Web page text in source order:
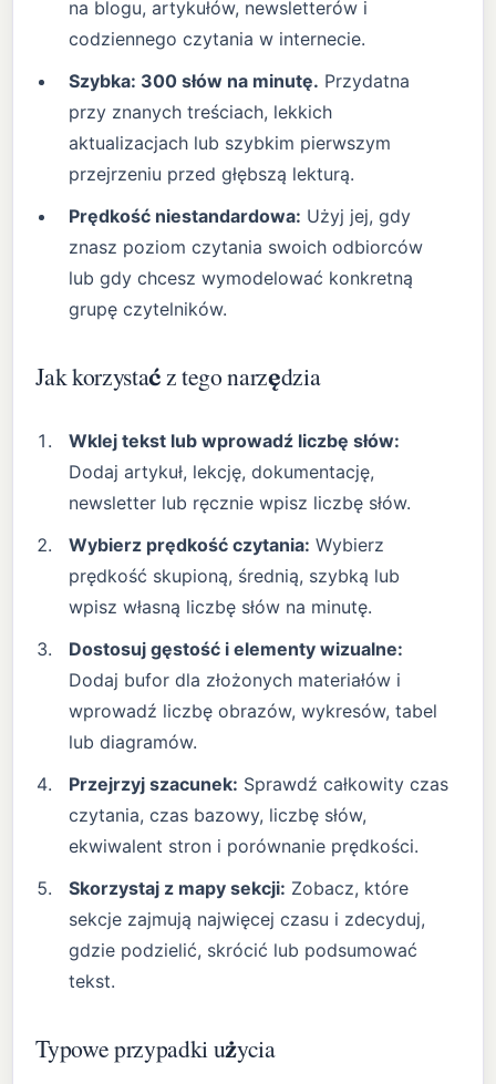
na blogu, artykułów, newsletterów i
codziennego czytania w internecie.
Szybka: 300 słów na minutę. Przydatna
przy znanych treściach, lekkich
aktualizacjach lub szybkim pierwszym
przejrzeniu przed głębszą lekturą.
Prędkość niestandardowa: Użyj jej, gdy
znasz poziom czytania swoich odbiorców
lub gdy chcesz wymodelować konkretną
grupę czytelników.
Jak korzystać z tego narzędzia
Wklej tekst lub wprowadź liczbę słów:
Dodaj artykuł, lekcję, dokumentację,
newsletter lub ręcznie wpisz liczbę słów.
Wybierz prędkość czytania: Wybierz
prędkość skupioną, średnią, szybką lub
wpisz własną liczbę słów na minutę.
Dostosuj gęstość i elementy wizualne:
Dodaj bufor dla złożonych materiałów i
wprowadź liczbę obrazów, wykresów, tabel
lub diagramów.
Przejrzyj szacunek: Sprawdź całkowity czas
czytania, czas bazowy, liczbę słów,
ekwiwalent stron i porównanie prędkości.
Skorzystaj z mapy sekcji: Zobacz, które
sekcje zajmują najwięcej czasu i zdecyduj,
gdzie podzielić, skrócić lub podsumować
tekst.
Typowe przypadki użycia